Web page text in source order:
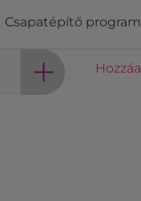
Csapatépítő